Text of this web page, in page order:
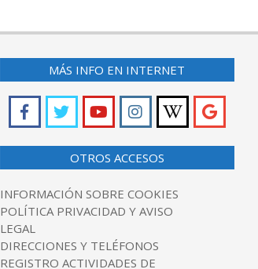
MÁS INFO EN INTERNET
OTROS ACCESOS
INFORMACIÓN SOBRE COOKIES
POLÍTICA PRIVACIDAD Y AVISO
LEGAL
DIRECCIONES Y TELÉFONOS
REGISTRO ACTIVIDADES DE